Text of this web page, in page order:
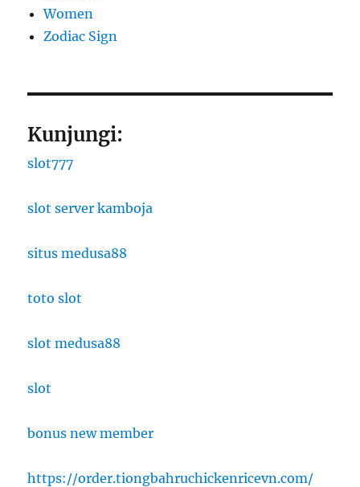
Women
Zodiac Sign
Kunjungi:
slot777
slot server kamboja
situs medusa88
toto slot
slot medusa88
slot
bonus new member
https://order.tiongbahruchickenricevn.com/